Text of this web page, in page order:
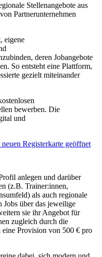
Stellenangebote aus
Partnerunternehmen
eigene
deren Jobangebote
So entsteht eine Plattform,
gezielt miteinander
bewerben. Die
und
Registerkarte geöffnet
anlegen und darüber
(z.B. Trainer:innen,
als auch regionale
Jobs über das jeweilige
sie ihr Angebot für
zugleich durch die
Provision von 500 € pro